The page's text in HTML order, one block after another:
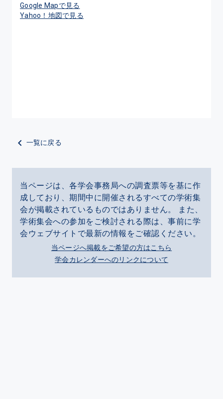
Google Mapで見る
Yahoo！地図で見る
一覧に戻る
当ページは、各学会事務局への調査票等を基に作
成しており、期間中に開催されるすべての学術集
会が掲載されているものではありません。 また、
学術集会への参加をご検討される際は、事前に学
会ウェブサイトで最新の情報をご確認ください。
当ページへ掲載をご希望の方はこちら
学会カレンダーへのリンクについて